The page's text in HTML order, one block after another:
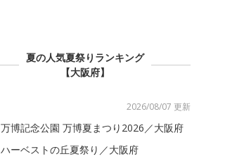
夏の人気夏祭りランキング
【大阪府】
2026/08/07 更新
万博記念公園 万博夏まつり2026／大阪府
ハーベストの丘夏祭り／大阪府